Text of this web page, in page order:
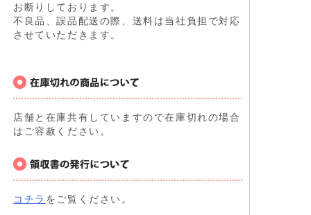
お断りしております。
不良品、誤品配送の際、送料は当社負担で対応
させていただきます。
店舗と在庫共有していますので在庫切れの場合
はご容赦ください。
コチラ をご覧ください。